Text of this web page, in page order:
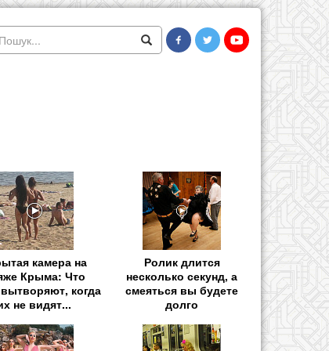
камера на
Крыма: Что
когда
не видят...
Ролик длится
несколько секунд, а
смеяться вы будете
долго